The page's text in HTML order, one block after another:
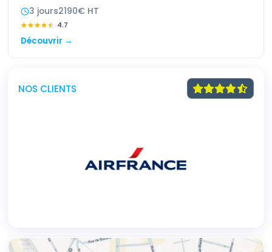
3 jours2190€ HT
4.7
Découvrir →
NOS CLIENTS